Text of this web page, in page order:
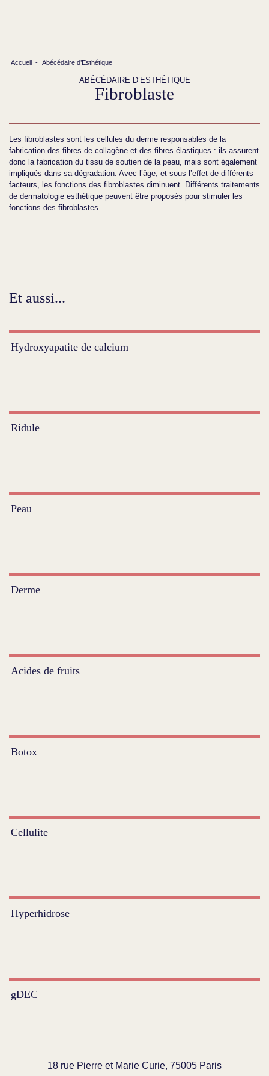
Accueil - Abécédaire d’Esthétique
ABÉCÉDAIRE D’ESTHÉTIQUE
Fibroblaste
Les fibroblastes sont les cellules du derme responsables de la
fabrication des fibres de collagène et des fibres élastiques : ils assurent
donc la fabrication du tissu de soutien de la peau, mais sont également
impliqués dans sa dégradation. Avec l’âge, et sous l’effet de différents
facteurs, les fonctions des fibroblastes diminuent. Différents traitements
de dermatologie esthétique peuvent être proposés pour stimuler les
fonctions des fibroblastes.
Et aussi...
Hydroxyapatite de calcium
Ridule
Peau
Derme
Acides de fruits
Botox
Cellulite
Hyperhidrose
gDEC
18 rue Pierre et Marie Curie, 75005 Paris